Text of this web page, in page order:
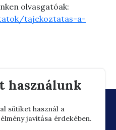
olvasgatóak:
tajekoztatas-a-
15:30
TECHNIKAI AJÁNLÁS
használunk
sütiket használ a
javítása érdekében.